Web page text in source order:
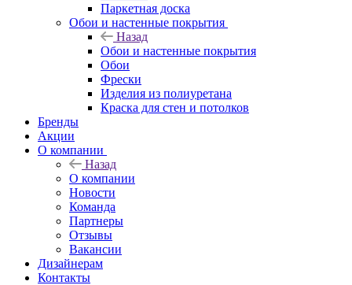
Паркетная доска
Обои и настенные покрытия
Назад
Обои и настенные покрытия
Обои
Фрески
Изделия из полиуретана
Краска для стен и потолков
Бренды
Акции
О компании
Назад
О компании
Новости
Команда
Партнеры
Отзывы
Вакансии
Дизайнерам
Контакты